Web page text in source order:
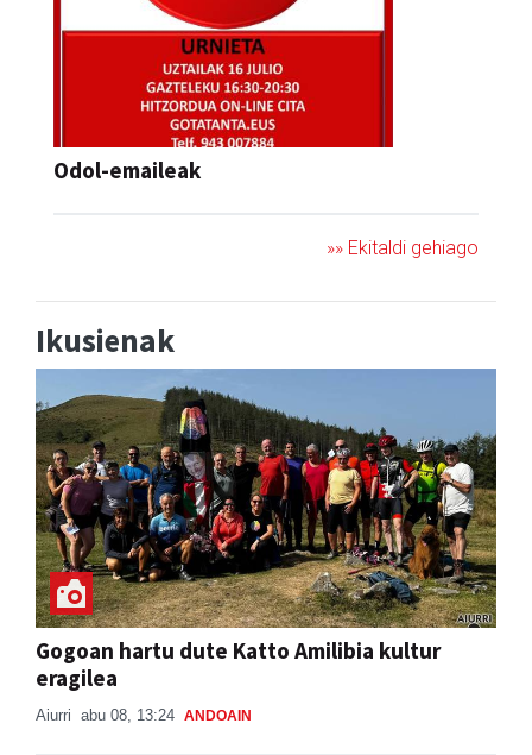
Odol-emaileak
»» Ekitaldi gehiago
Ikusienak
Gogoan hartu dute Katto Amilibia kultur
eragilea
Aiurri abu 08, 13:24 ANDOAIN